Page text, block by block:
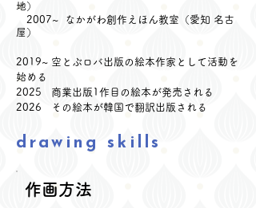
地）
2007~ なかがわ創作えほん教室（愛知 名古
屋）
2019~ 空とぶロバ出版の絵本作家として活動を
始める
2025 商業出版1作目の絵本が発売される
​2026 その絵本が韓国で翻訳出版される
drawing skills
​作画方法